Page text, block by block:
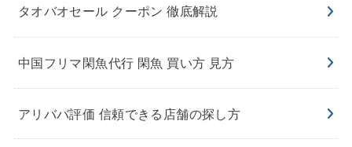
タオバオセール クーポン 徹底解説
中国フリマ閑魚代行 閑魚 買い方 見方
アリババ評価 信頼できる店舗の探し方